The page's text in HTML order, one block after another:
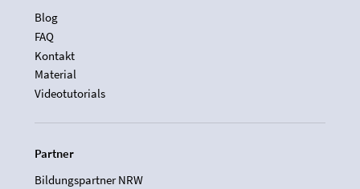
Blog
FAQ
Kontakt
Material
Videotutorials
Partner
Bildungspartner NRW